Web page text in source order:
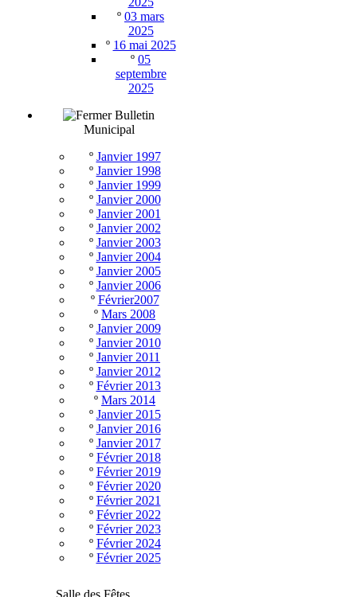
º 03 mars
2025
º 16 mai 2025
º 05
septembre
2025
Bulletin
Municipal
º Janvier 1997
º Janvier 1998
º Janvier 1999
º Janvier 2000
º Janvier 2001
º Janvier 2002
º Janvier 2003
º Janvier 2004
º Janvier 2005
º Janvier 2006
º Février2007
º Mars 2008
º Janvier 2009
º Janvier 2010
º Janvier 2011
º Janvier 2012
º Février 2013
º Mars 2014
º Janvier 2015
º Janvier 2016
º Janvier 2017
º Février 2018
º Février 2019
º Février 2020
º Février 2021
º Février 2022
º Février 2023
º Février 2024
º Février 2025
Salle des Fêtes